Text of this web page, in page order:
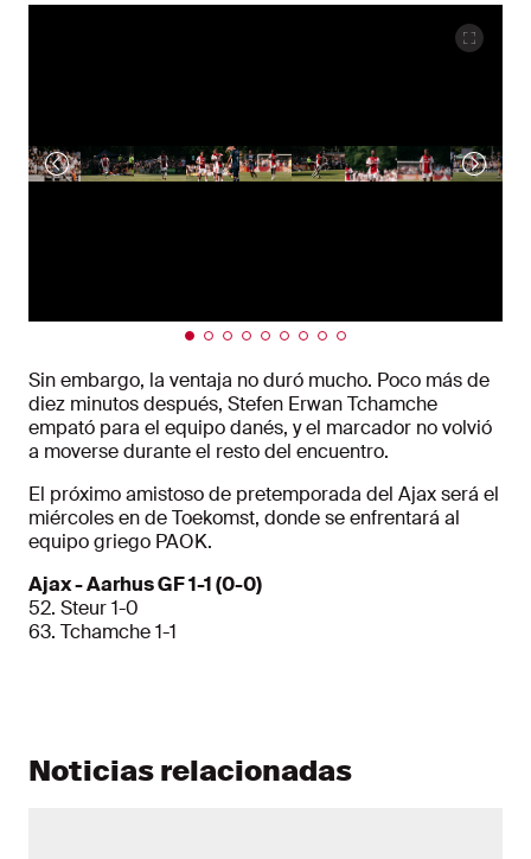
Sin embargo, la ventaja no duró mucho. Poco más de
diez minutos después, Stefen Erwan Tchamche
empató para el equipo danés, y el marcador no volvió
a moverse durante el resto del encuentro.
El próximo amistoso de pretemporada del Ajax será el
miércoles en de Toekomst, donde se enfrentará al
equipo griego PAOK.
Ajax - Aarhus GF 1-1 (0-0)
52. Steur 1-0
63. Tchamche 1-1
Noticias relacionadas